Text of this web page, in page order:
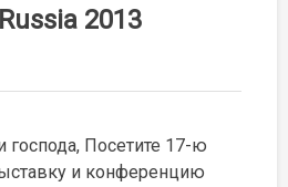
2013
Посетите 17-ю
и конференцию